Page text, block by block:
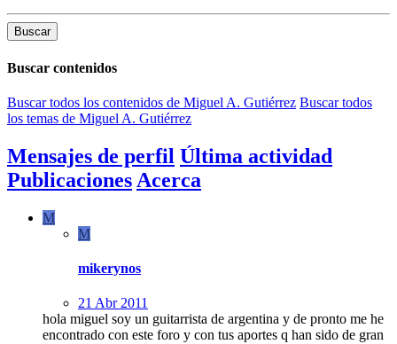
Buscar
Buscar contenidos
Buscar todos los contenidos de Miguel A. Gutiérrez Buscar todos
los temas de Miguel A. Gutiérrez
Mensajes de perfil Última actividad
Publicaciones Acerca
M
M
mikerynos
21 Abr 2011
hola miguel soy un guitarrista de argentina y de pronto me he
encontrado con este foro y con tus aportes q han sido de gran